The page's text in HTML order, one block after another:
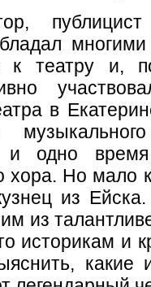
к театру и,
в
и одно
хора. Но мало
из Ейска.
из
историкам и
какие